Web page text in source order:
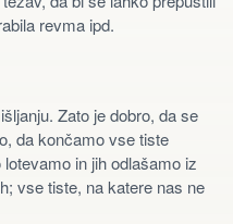
revma ipd.
Zato je dobro, da se
da končamo vse tiste
in jih odlašamo iz
vse tiste, na katere nas ne